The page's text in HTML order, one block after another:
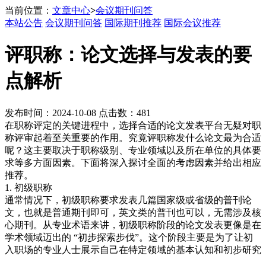
当前位置： 文章中心>会议期刊问答
本站公告 会议期刊问答 国际期刊推荐 国际会议推荐
评职称：论文选择与发表的要
点解析
发布时间：2024-10-08 点击数：481
在职称评定的关键进程中，选择合适的论文发表平台无疑对职
称评审起着至关重要的作用。究竟评职称发什么论文最为合适
呢？这主要取决于职称级别、专业领域以及所在单位的具体要
求等多方面因素。下面将深入探讨全面的考虑因素并给出相应
推荐。
1. 初级职称
通常情况下，初级职称要求发表几篇国家级或省级的普刊论
文，也就是普通期刊即可，英文类的普刊也可以，无需涉及核
心期刊。从专业术语来讲，初级职称阶段的论文发表更像是在
学术领域迈出的 “初步探索步伐”。这个阶段主要是为了让初
入职场的专业人士展示自己在特定领域的基本认知和初步研究